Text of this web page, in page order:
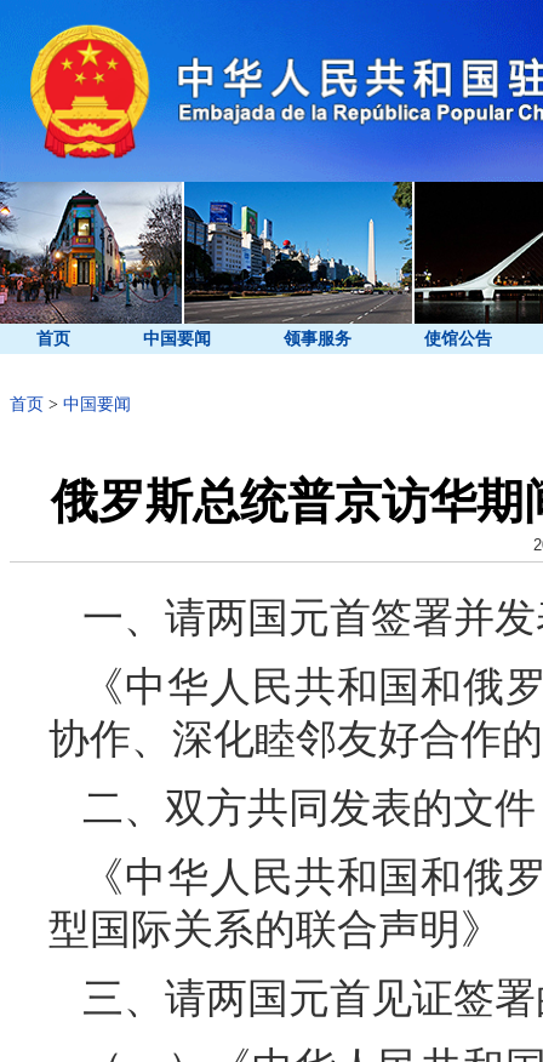
首页 中国要闻 领事服务 使馆公告
首页 > 中国要闻
俄罗斯总统普京访华
一、请两国元首签署并
《中华人民共和国和俄
协作、深化睦邻友好合作
二、双方共同发表的文件
《中华人民共和国和俄
型国际关系的联合声明》
三、请两国元首见证签